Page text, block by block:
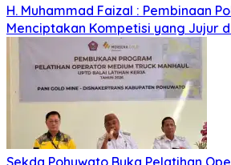
H. Muhammad Faizal : Pembinaan
Menciptakan Kompetisi yang Jujur